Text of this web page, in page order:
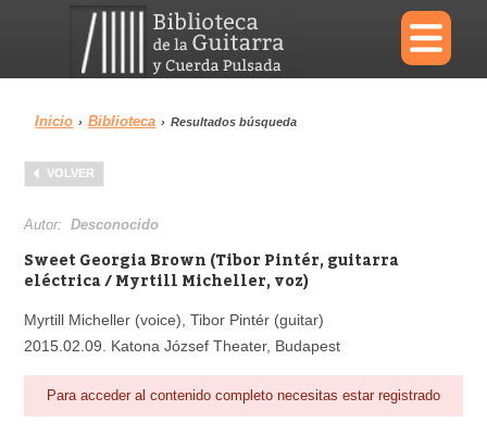
×
Menu
Biblioteca
Área personal Reproductor
Inicio › Biblioteca › Resultados búsqueda
VOLVER
Autor:Desconocido
Sweet Georgia Brown (Tibor Pintér, guitarra
eléctrica / Myrtill Micheller, voz)
Myrtill Micheller (voice), Tibor Pintér (guitar)
2015.02.09. Katona József Theater, Budapest
Para acceder al contenido completo necesitas estar registrado